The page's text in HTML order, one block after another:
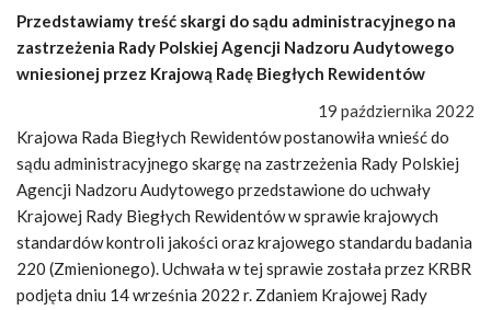
Przedstawiamy treść skargi do sądu administracyjnego na
zastrzeżenia Rady Polskiej Agencji Nadzoru Audytowego
wniesionej przez Krajową Radę Biegłych Rewidentów
19 października 2022
Krajowa Rada Biegłych Rewidentów postanowiła wnieść do
sądu administracyjnego skargę na zastrzeżenia Rady Polskiej
Agencji Nadzoru Audytowego przedstawione do uchwały
Krajowej Rady Biegłych Rewidentów w sprawie krajowych
standardów kontroli jakości oraz krajowego standardu badania
220 (Zmienionego). Uchwała w tej sprawie została przez KRBR
podjęta dniu 14 września 2022 r. Zdaniem Krajowej Rady